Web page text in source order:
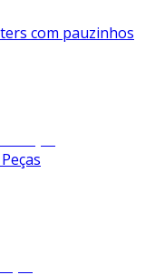
com pauzinhos